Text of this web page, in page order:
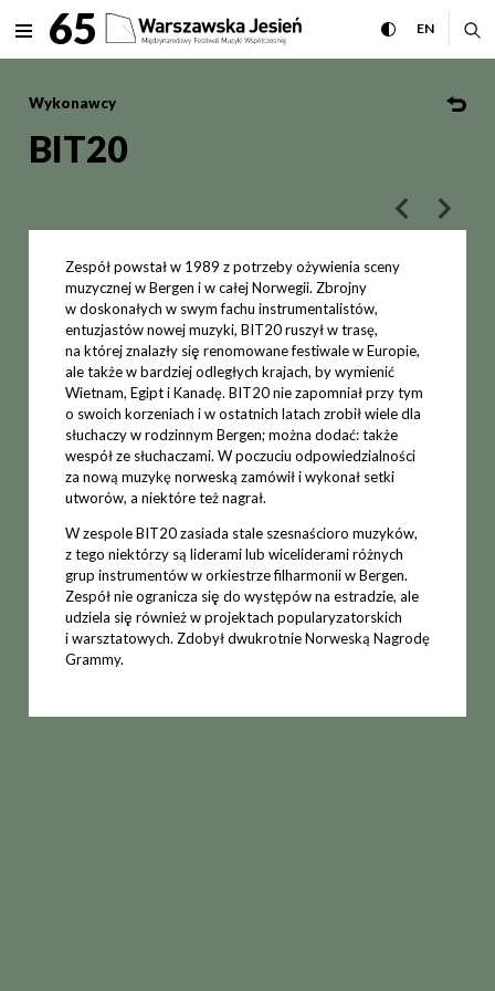
BIT20 Międzynarodowy
rozwiń menu
MENU65 przełącz
ENCHANGE
Wykonawcy
BIT20
poprzedni
Zespół powstał w 1989 z potrzeby ożywienia sceny
muzycznej w Bergen i w całej Norwegii. Zbrojny
w doskonałych w swym fachu instrumentalistów,
entuzjastów nowej muzyki, BIT20 ruszył w trasę,
na której znalazły się̨ renomowane festiwale w Europie,
ale także w bardziej odległych krajach, by wymienić
Wietnam, Egipt i Kanadę. BIT20 nie zapomniał przy tym
o swoich korzeniach i w ostatnich latach zrobił wiele dla
słuchaczy w rodzinnym Bergen; można dodać: także
wespół ze słuchaczami. W poczuciu odpowiedzialności
za nową muzykę norweską zamówił i wykonał setki
utworów, a niektóre też nagrał.
W zespole BIT20 zasiada stale szesnaścioro muzyków,
z tego niektórzy są liderami lub wiceliderami różnych
grup instrumentów w orkiestrze filharmonii w Bergen.
Zespół nie ogranicza się̨ do występów na estradzie, ale
udziela się̨ również w projektach popularyzatorskich
i warsztatowych. Zdobył dwukrotnie Norweską Nagrodę
Grammy.